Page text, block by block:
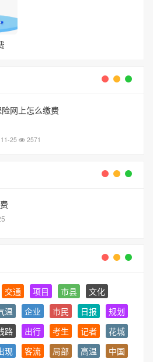
网上怎么缴费
25 2571
交通 项目 市县
文化
温 企业 市民 日报
规划
路 出行 考生 记者
花城
现 客流 局部 高温
中国